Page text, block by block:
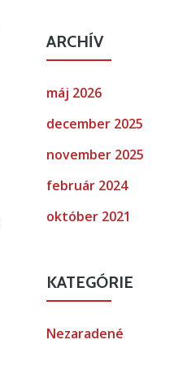
ARCHÍV
máj 2026
december 2025
november 2025
február 2024
október 2021
KATEGÓRIE
Nezaradené